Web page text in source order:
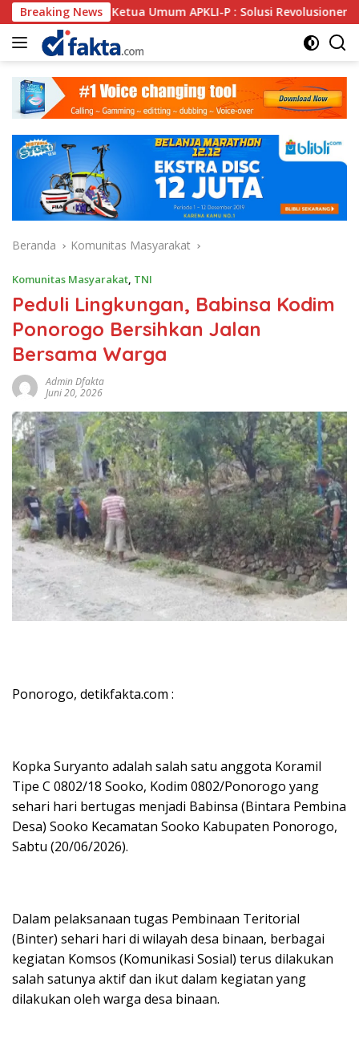
Langsung
ke
konten
Breaking News
Ketua Umum APKLI-P : Solusi Revolusioner Oknum
Beranda Komunitas Masyarakat
Komunitas Masyarakat, TNI
Peduli Lingkungan, Babinsa Kodim
Ponorogo Bersihkan Jalan
Bersama Warga
Admin Dfakta
Juni 20, 2026
Ponorogo, detikfakta.com :
Kopka Suryanto adalah salah satu anggota Koramil
Tipe C 0802/18 Sooko, Kodim 0802/Ponorogo yang
sehari hari bertugas menjadi Babinsa (Bintara Pembina
Desa) Sooko Kecamatan Sooko Kabupaten Ponorogo,
Sabtu (20/06/2026).
Dalam pelaksanaan tugas Pembinaan Teritorial
(Binter) sehari hari di wilayah desa binaan, berbagai
kegiatan Komsos (Komunikasi Sosial) terus dilakukan
salah satunya aktif dan ikut dalam kegiatan yang
dilakukan oleh warga desa binaan.